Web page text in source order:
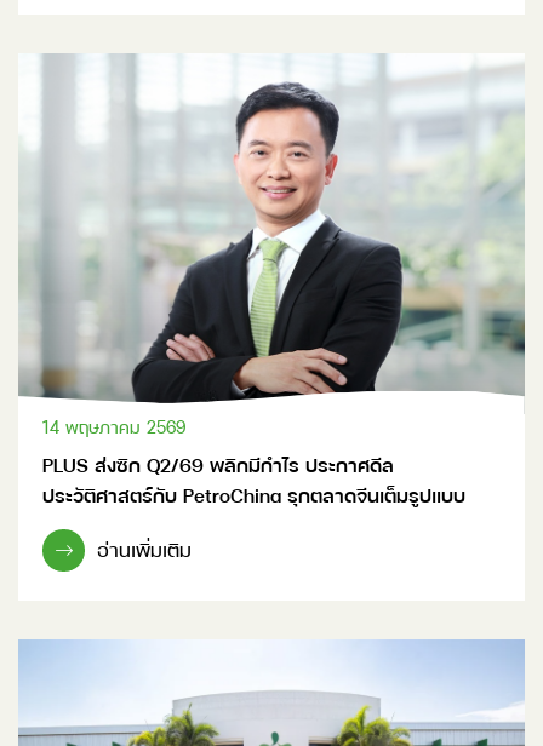
14 พฤษภาคม 2569
PLUS ส่งซิก Q2/69 พลิกมีกำไร ประกาศดีล
ประวัติศาสตร์กับ PetroChina รุกตลาดจีนเต็มรูปแบบ
อ่านเพิ่มเติม